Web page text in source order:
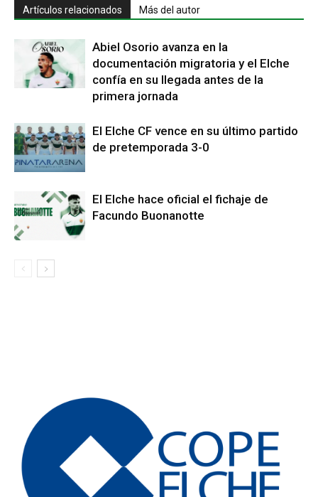
Artículos relacionados Más del autor
Abiel Osorio avanza en la
documentación migratoria y el Elche
confía en su llegada antes de la
primera jornada
El Elche CF vence en su último partido
de pretemporada 3-0
El Elche hace oficial el fichaje de
Facundo Buonanotte